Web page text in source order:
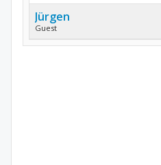
Jürgen
Guest